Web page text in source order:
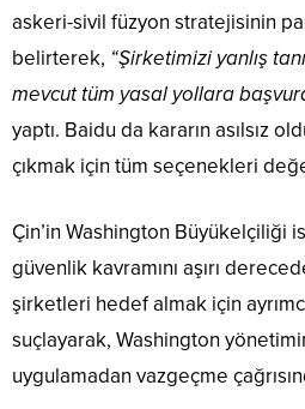
askeri-sivil füzyon stratejisinin
belirterek, “Şirketimizi yanlış
mevcut tüm yasal yollara
yaptı. Baidu da kararın asılsız
çıkmak için tüm seçenekleri
Çin’in Washington Büyükelçiliği
güvenlik kavramını aşırı
şirketleri hedef almak için
suçlayarak, Washington
uygulamadan vazgeçme